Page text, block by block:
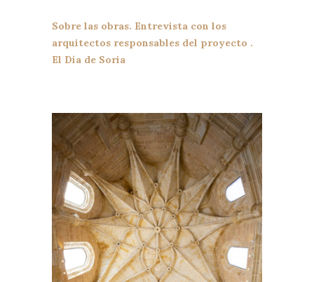
Sobre las obras. Entrevista con los
arquitectos responsables del proyecto .
El Día de Soria